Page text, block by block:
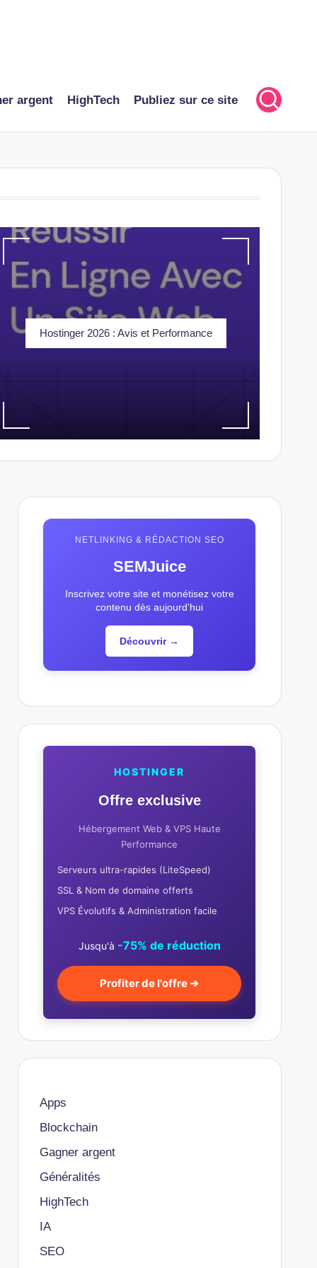
argent HighTech Publiez sur ce site
Hostinger 2026 : Avis et Performance
NETLINKING & RÉDACTION SEO
SEMJuice
Inscrivez votre site et monétisez votre
contenu dès aujourd'hui
Découvrir →
HOSTINGER
Offre exclusive
Hébergement Web & VPS Haute
Performance
Serveurs ultra-rapides (LiteSpeed)
SSL & Nom de domaine offerts
VPS Évolutifs & Administration facile
Jusqu'à -75% de réduction
Profiter de l'offre ➔
Apps
Blockchain
Gagner argent
Généralités
HighTech
IA
SEO